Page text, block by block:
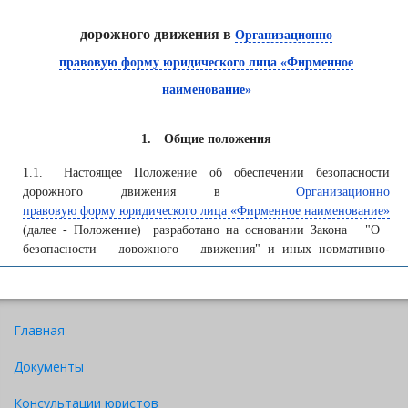
дорожного движения в Организационно
правовую форму юридического лица «Фирменное
наименование»
1. Общие положения
1.1.
Настоящее Положение об обеспечении безопасности
дорожного движения в Организационно
правовую форму юридического лица «Фирменное наименование»
(далее - Положение) разработано на основании Закона "О
безопасности дорожного движения" и иных нормативно-
правовых актов с целью обеспечения эффективной работы
«Фирменное наименование»(далее - Компания) по
предупреждению дорожно-транспортных происшествий
средств, и сохранения их здоровья.
Скачать
Главная
Документы
Консультации юристов